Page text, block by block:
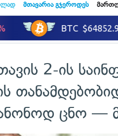
მთავარია გჯეროდეს
2-ის
ცნო —